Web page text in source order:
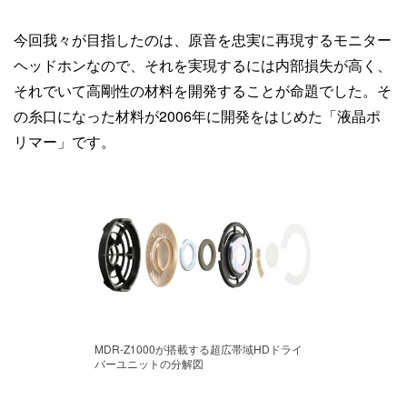
今回我々が目指したのは、原音を忠実に再現するモニター
ヘッドホンなので、それを実現するには内部損失が高く、
それでいて高剛性の材料を開発することが命題でした。そ
の糸口になった材料が2006年に開発をはじめた「液晶ポ
リマー」です。
MDR-Z1000が搭載する超広帯域HDドライ
バーユニットの分解図